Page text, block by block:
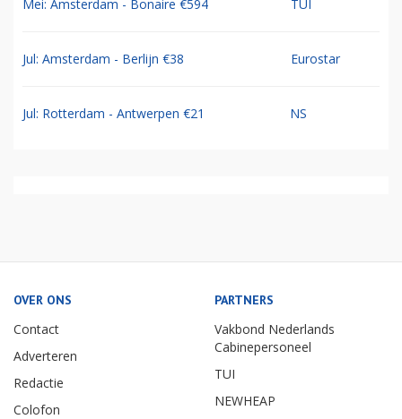
Mei: Amsterdam - Bonaire €594 TUI
Jul: Amsterdam - Berlijn €38 Eurostar
Jul: Rotterdam - Antwerpen €21 NS
OVER ONS
Contact
Adverteren
Redactie
Colofon
PARTNERS
Vakbond Nederlands
Cabinepersoneel
TUI
NEWHEAP